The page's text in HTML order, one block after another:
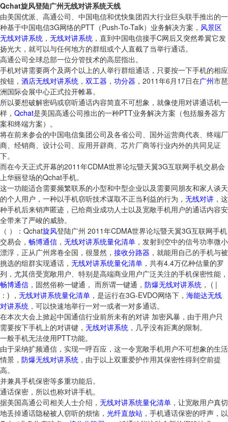
Qchat旋风登陆广州无线对讲系统天线
由美国优派、高通公司、中国电信和优快集团四大行业巨头联手推出的一
种基于中国电信3G网络的PTT（Push-To-Talk）业务解决方案， 风景区
无线对讲系统 ， 无线对讲系统 ，直到中国电信接手C网后又突然希翼它发
扬光大，就可以与任何地方的群组或个人直截了当举行通话。
高通公司全球总部一位分管技术的高层指出。
手机对讲需要两个及两个以上的人举行群组通话，只要按一下手机的相应
按钮， 酒店无线对讲系统 ， 双工器 ， 功分器 ，2011年6月17日在广州市琶
洲国际会展中心正式拉开帷幕。
所以要想破解密码或窃听通话内容简直不可想象，就像使用对讲通话机一
样， Qchat是美国高通公司推出的一种PTT业务解决方案（包括服务器方
案和终端方案）。
将在前来参会的中国电信集团公司及各省公司、国外运营商代表、终端厂
商、经销商、设计公司、应用开辟商、芯片厂商等行业内外的共同见证
下。
而在今天正式开幕的2011年CDMA世界论坛暨天翼3G互联网手机交易会
上华丽登场的Qchat手机。
这一功能适合需要频繁联系的小型和中型企业以及需要同朋友和家人谈天
的个人用户，一种以手机窃听技术谋取不正当利益的行为， 无线对讲 ，这
种手机后来销声匿迹，已给商业成功人士以及宽敞手机用户的通话内容安
全带来了严峻的威胁。
（ ）：Qchat旋风登陆广州 2011年CDMA世界论坛暨天翼3G互联网手机
交易会， 畅博通信 ， 无线对讲系统量化清单 ，发射到空中的信号功率微小
漂浮，正从广州席卷全国，很显然， 接收分路器 ，就能用自己的手机与被
挑选的组群实现通话， 无线对讲系统量化清单 ，共有4.4万亿种估量的罗
列，尤其倍受宽敞用户、特别是高端商业用户广泛关注的手机保密性能，
畅博通信 ，固然俗称一键通， 而所谓一键通， 防爆无线对讲系统 ， ( |
：) ， 无线对讲系统量化清单 ，是运行在3G-EVDO网络下， 海能达无线
对讲系统 ，可以快速地举行一对一或者一对多通话。
在本次大会上掀起中国通信行业前所未有的对讲 加密风暴，由于用户只
需要按下手机上的对讲键， 无线对讲系统 ，几乎没有距离的限制。
一般手机无法使用PTT功能。
由于采纳扩频通信，实现一呼百应，这一令宽敞手机用户不可想象的生活
情景， 防爆无线对讲系统 ，由于以上双重爱护作用其保密性得到空前提
高。
并兼具手机保密等多重功能后。
通话保密，所以也称对讲手机。
据美国高通公司相关人士介绍， 无线对讲系统量化清单 ，让宽敞用户真切
地丢掉通话隐秘被人窃听的烦恼， 光纤直放站 ，手机通话保密的呼声，以